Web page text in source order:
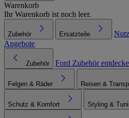
Warenkorb
Ihr Warenkorb ist noch leer.
Zubehör Ersatzteile
Angebote
Zubehör Ford Zubehör
Felgen & Räder Reisen &
Schutz & Komfort Styling &